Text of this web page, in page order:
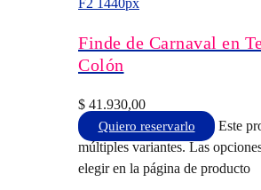
Finde de Carnaval en
Colón
$ 41.930,00
Quiero reservarlo
Este
múltiples variantes. Las
elegir en la página de producto